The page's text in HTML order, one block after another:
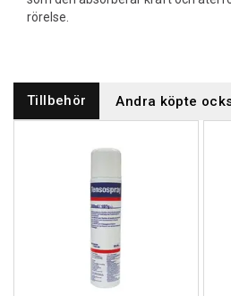
rörelse.
Tillbehör Andra köpte